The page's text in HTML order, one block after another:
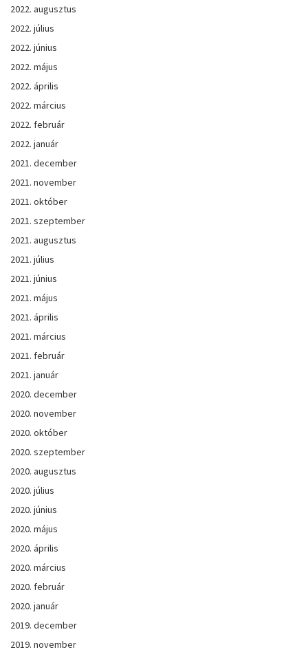
2022. augusztus
2022. július
2022. június
2022. május
2022. április
2022. március
2022. február
2022. január
2021. december
2021. november
2021. október
2021. szeptember
2021. augusztus
2021. július
2021. június
2021. május
2021. április
2021. március
2021. február
2021. január
2020. december
2020. november
2020. október
2020. szeptember
2020. augusztus
2020. július
2020. június
2020. május
2020. április
2020. március
2020. február
2020. január
2019. december
2019. november